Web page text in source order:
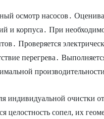
осмотр насосов․
и корпуса․ При
Проверяется
перегрева․
индивидуальной очистки
целостность сопел, их